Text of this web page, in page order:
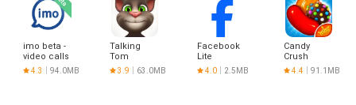
imo beta -
video calls
and chat
4.3 94.0MB
Talking
Tom
3.9 63.0MB
Facebook
Lite
4.0 2.5MB
Candy
Crush
Saga
4.4 91.1MB